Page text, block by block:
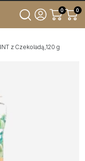
0 0
z Czekoladą,120 g